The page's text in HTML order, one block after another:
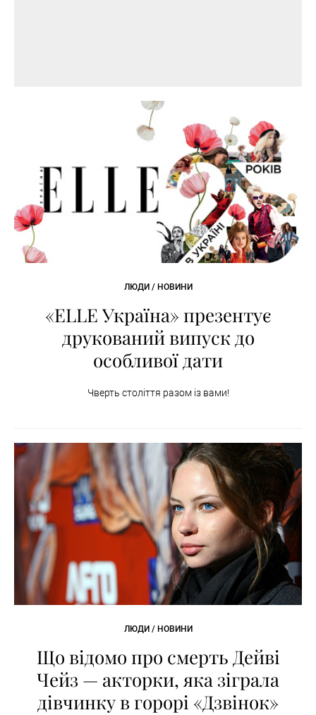
ЛЮДИ / НОВИНИ
«ELLE Україна» презентує
друкований випуск до
особливої дати
Чверть століття разом із вами!
ЛЮДИ / НОВИНИ
Що відомо про смерть Дейві
Чейз — акторки, яка зіграла
дівчинку в горорі «Дзвінок»